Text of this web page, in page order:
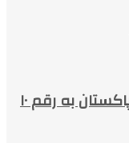
افزایش حجم تجارت بین ایران و پاکستان به رقم ۱۰